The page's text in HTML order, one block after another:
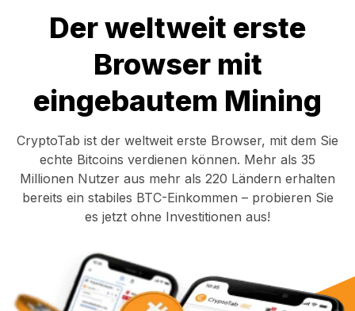
Der weltweit erste
Browser mit
eingebautem Mining
CryptoTab ist der weltweit erste Browser, mit dem Sie
echte Bitcoins verdienen können. Mehr als 35
Millionen Nutzer aus mehr als 220 Ländern erhalten
bereits ein stabiles BTC-Einkommen – probieren Sie
es jetzt ohne Investitionen aus!